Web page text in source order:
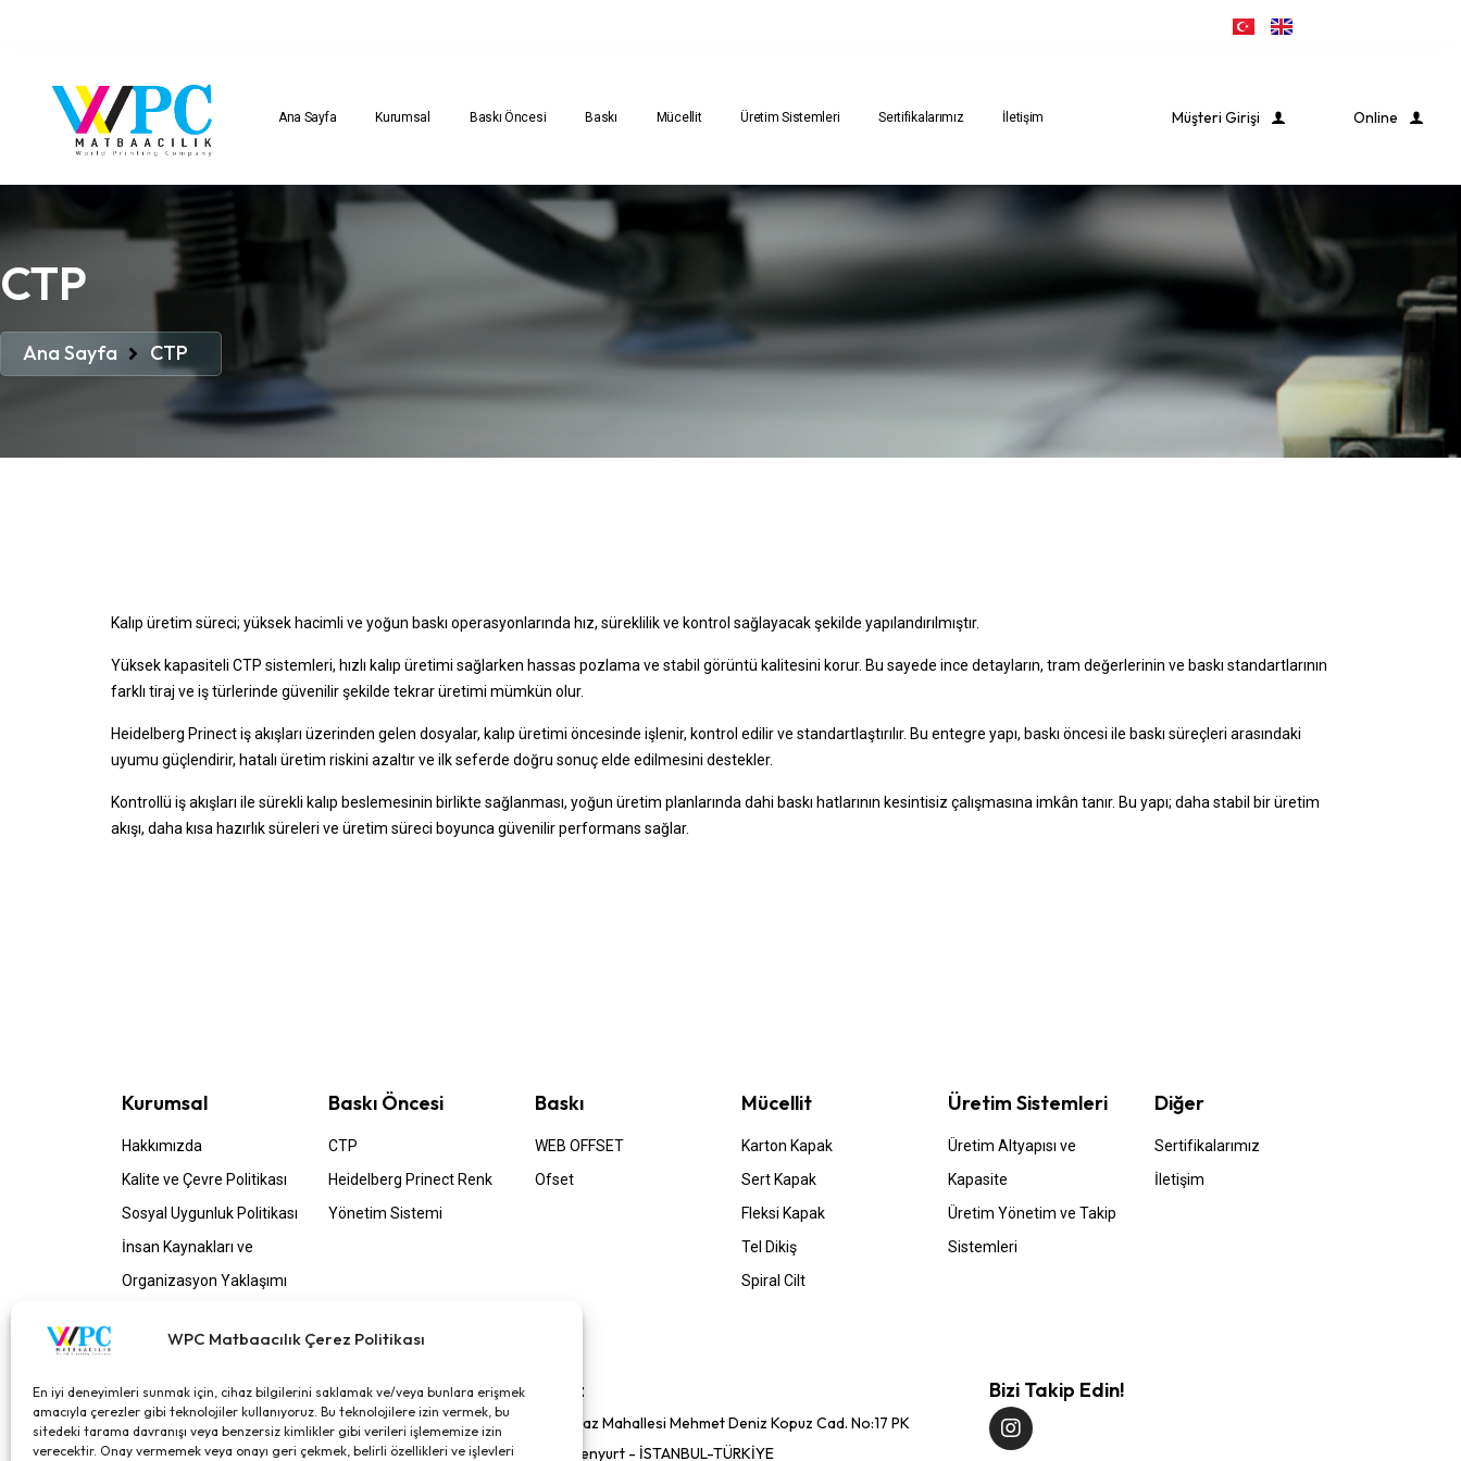
WPC Matbaacılık Çerez Politikası
En iyi deneyimleri sunmak için, cihaz bilgilerini saklamak ve/veya bunlara erişmek
amacıyla çerezler gibi teknolojiler kullanıyoruz. Bu teknolojilere izin vermek, bu
sitedeki tarama davranışı veya benzersiz kimlikler gibi verileri işlememize izin
verecektir. Onay vermemek veya onayı geri çekmek, belirli özellikleri ve işlevleri
Ana Sayfa Kurumsal Baskı Öncesi Baskı Mücellit Üretim Sistemleri Sertifikalarımız İletişim Müşteri Girişi Online
CTP
Ana Sayfa CTP
Kalıp üretim süreci; yüksek hacimli ve yoğun baskı operasyonlarında hız, süreklilik ve kontrol sağlayacak şekilde yapılandırılmıştır.
Yüksek kapasiteli CTP sistemleri, hızlı kalıp üretimi sağlarken hassas pozlama ve stabil görüntü kalitesini korur. Bu sayede ince detayların, tram değerlerinin ve baskı standartlarının
farklı tiraj ve iş türlerinde güvenilir şekilde tekrar üretimi mümkün olur.
Heidelberg Prinect iş akışları üzerinden gelen dosyalar, kalıp üretimi öncesinde işlenir, kontrol edilir ve standartlaştırılır. Bu entegre yapı, baskı öncesi ile baskı süreçleri arasındaki
uyumu güçlendirir, hatalı üretim riskini azaltır ve ilk seferde doğru sonuç elde edilmesini destekler.
Kontrollü iş akışları ile sürekli kalıp beslemesinin birlikte sağlanması, yoğun üretim planlarında dahi baskı hatlarının kesintisiz çalışmasına imkân tanır. Bu yapı; daha stabil bir üretim
akışı, daha kısa hazırlık süreleri ve üretim süreci boyunca güvenilir performans sağlar.
Kurumsal
Hakkımızda
Kalite ve Çevre Politikası
Sosyal Uygunluk Politikası
İnsan Kaynakları ve
Organizasyon Yaklaşımı
Baskı Öncesi
CTP
Heidelberg Prinect Renk
Yönetim Sistemi
Baskı
WEB OFFSET
Ofset
Mücellit
Karton Kapak
Sert Kapak
Fleksi Kapak
Tel Dikiş
Spiral Cilt
Üretim Sistemleri
Üretim Altyapısı ve
Kapasite
Üretim Yönetim ve Takip
Sistemleri
Diğer
Sertifikalarımız
İletişim
Bize Ulaşın
info@wpcmatbaacilik.com.tr
+90 212 886 83 30
Adresimiz
Akçaburgaz Mahallesi Mehmet Deniz Kopuz Cad. No:17 PK
34522 Esenyurt - İSTANBUL-TÜRKİYE
Bizi Takip Edin!